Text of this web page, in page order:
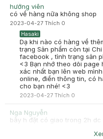
hướng viên
có về hàng nữa không shop
2023-04-27 Thích 0
Hasaki
Dạ khi nào có hàng về
trạng Sản phẩm còn tại
facebook , tình trạng sản
<3 Bạn nhớ theo dõi
xác nhất bạn lên web
online, điền thông tin, có
cho bạn nhé! <3
2023-04-27 Thích 0
Nga Nguyễn
bây h đặt có giao trong 2h dc